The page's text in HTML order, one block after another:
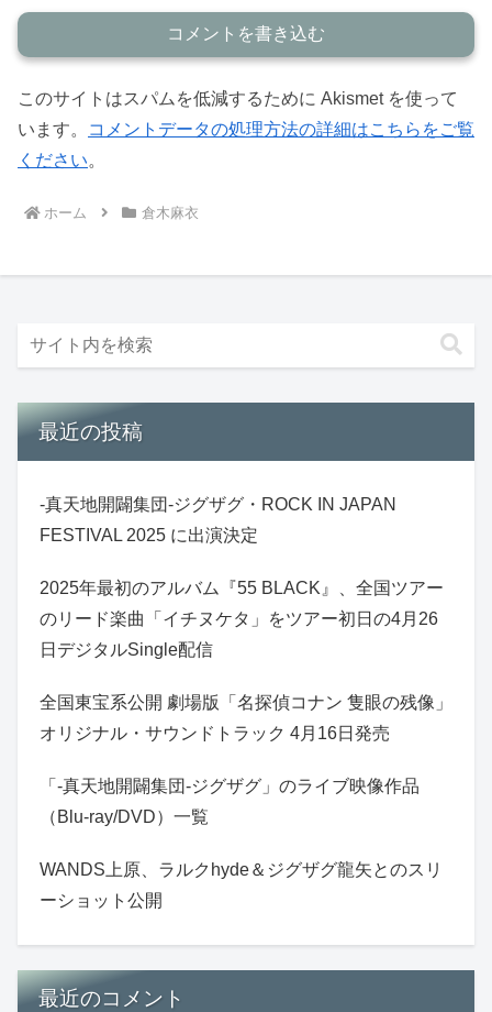
コメントを書き込む
このサイトはスパムを低減するために Akismet を使って
います。
コメントデータの処理方法の詳細はこちらをご覧
ください。
ホーム 倉木麻衣
最近の投稿
-真天地開闢集団-ジグザグ・ROCK IN JAPAN
FESTIVAL 2025 に出演決定
2025年最初のアルバム『55 BLACK』、全国ツアー
のリード楽曲「イチヌケタ」をツアー初日の4月26
日デジタルSingle配信
全国東宝系公開 劇場版「名探偵コナン 隻眼の残像」
オリジナル・サウンドトラック 4月16日発売
「-真天地開闢集団-ジグザグ」のライブ映像作品
（Blu-ray/DVD）一覧
WANDS上原、ラルクhyde＆ジグザグ龍矢とのスリ
ーショット公開
最近のコメント